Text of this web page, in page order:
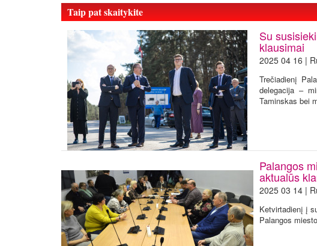
Taip pat skaitykite
Su
klausimai
2025 04 16 |
Trečiadienį
delegacija –
Taminskas bei
Palangos
aktualūs
2025 03 14 |
Ketvirtadienį į
Palangos